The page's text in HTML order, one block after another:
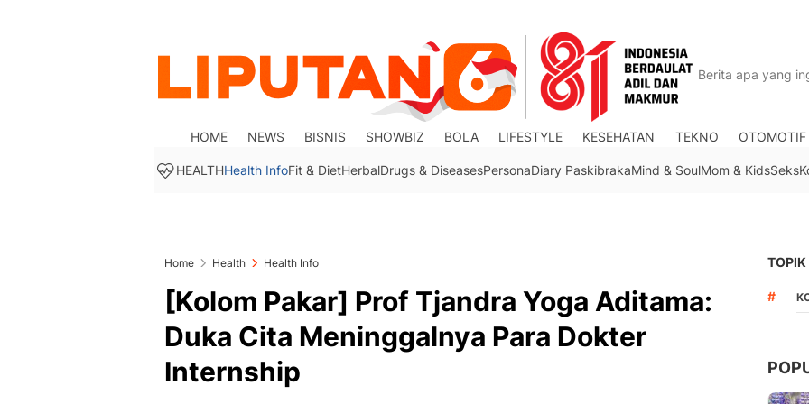
HOME NEWS BISNIS SHOWBIZ BOLA LIFESTYLE KESEHATAN TEKNO OTOMOTIF
HEALTHHealth InfoFit & DietHerbalDrugs & DiseasesPersonaDiary PaskibrakaMind & SoulMom & KidsSeks
Home Health Health Info
[Kolom Pakar] Prof Tjandra Yoga Aditama:
Duka Cita Meninggalnya Para Dokter
Internship
TOPIK
#